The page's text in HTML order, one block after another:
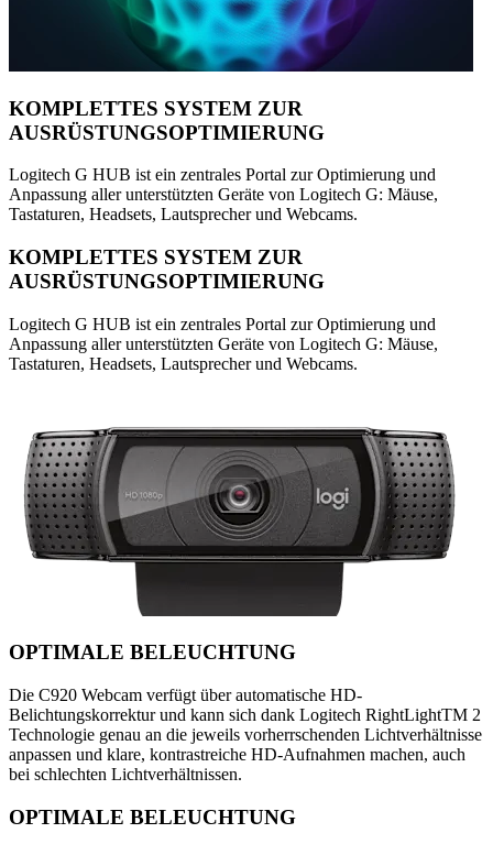
KOMPLETTES SYSTEM ZUR
AUSRÜSTUNGSOPTIMIERUNG
Logitech G HUB ist ein zentrales Portal zur Optimierung und
Anpassung aller unterstützten Geräte von Logitech G: Mäuse,
Tastaturen, Headsets, Lautsprecher und Webcams.
KOMPLETTES SYSTEM ZUR
AUSRÜSTUNGSOPTIMIERUNG
Logitech G HUB ist ein zentrales Portal zur Optimierung und
Anpassung aller unterstützten Geräte von Logitech G: Mäuse,
Tastaturen, Headsets, Lautsprecher und Webcams.
OPTIMALE BELEUCHTUNG
Die C920 Webcam verfügt über automatische HD-
Belichtungskorrektur und kann sich dank Logitech RightLightTM 2
Technologie genau an die jeweils vorherrschenden Lichtverhältnisse
anpassen und klare, kontrastreiche HD-Aufnahmen machen, auch
bei schlechten Lichtverhältnissen.
OPTIMALE BELEUCHTUNG